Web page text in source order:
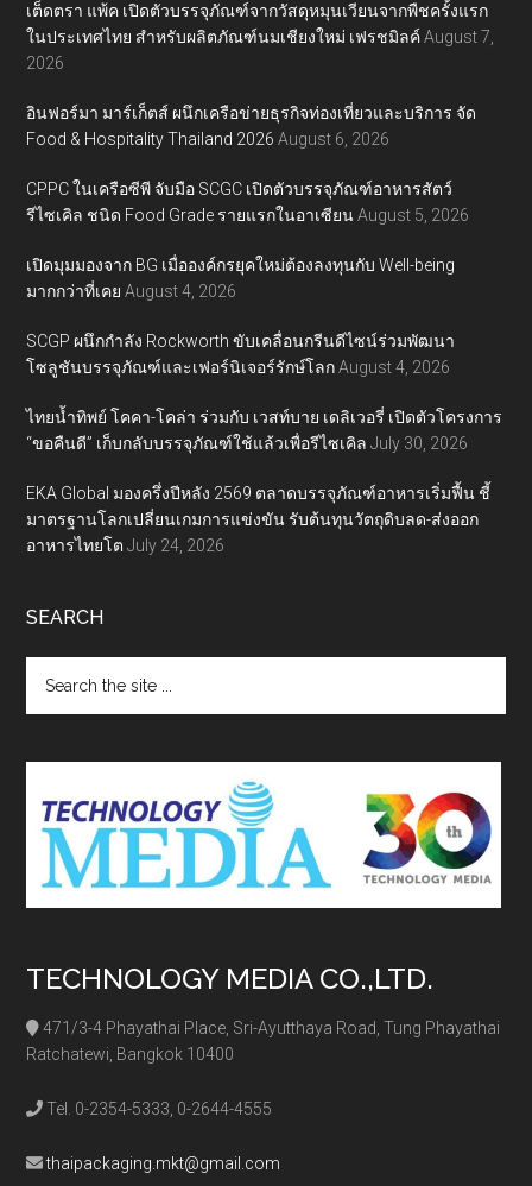
เต็ดตรา แพ้ค เปิดตัวบรรจุภัณฑ์จากวัสดุหมุนเวียนจากพืชครั้งแรก
ในประเทศไทย สำหรับผลิตภัณฑ์นมเชียงใหม่ เฟรชมิลค์ August 7,
2026
อินฟอร์มา มาร์เก็ตส์ ผนึกเครือข่ายธุรกิจท่องเที่ยวและบริการ จัด
Food & Hospitality Thailand 2026 August 6, 2026
CPPC ในเครือซีพี จับมือ SCGC เปิดตัวบรรจุภัณฑ์อาหารสัตว์
รีไซเคิล ชนิด Food Grade รายแรกในอาเซียน August 5, 2026
เปิดมุมมองจาก BG เมื่อองค์กรยุคใหม่ต้องลงทุนกับ Well-being
มากกว่าที่เคย August 4, 2026
SCGP ผนึกกำลัง Rockworth ขับเคลื่อนกรีนดีไซน์ร่วมพัฒนา
โซลูชันบรรจุภัณฑ์และเฟอร์นิเจอร์รักษ์โลก August 4, 2026
ไทยน้ำทิพย์ โคคา-โคล่า ร่วมกับ เวสท์บาย เดลิเวอรี่ เปิดตัวโครงการ
“ขอคืนดี” เก็บกลับบรรจุภัณฑ์ใช้แล้วเพื่อรีไซเคิล July 30, 2026
EKA Global มองครึ่งปีหลัง 2569 ตลาดบรรจุภัณฑ์อาหารเริ่มฟื้น ชี้
มาตรฐานโลกเปลี่ยนเกมการแข่งขัน รับต้นทุนวัตถุดิบลด-ส่งออก
อาหารไทยโต July 24, 2026
SEARCH
the
TECHNOLOGY MEDIA CO.,LTD.
471/3-4 Phayathai Place, Sri-Ayutthaya Road, Tung Phayathai
Ratchatewi, Bangkok 10400
Tel. 0-2354-5333, 0-2644-4555
thaipackaging.mkt@gmail.com